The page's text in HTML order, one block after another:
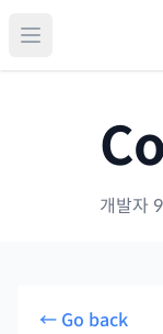
개발자
← Go back